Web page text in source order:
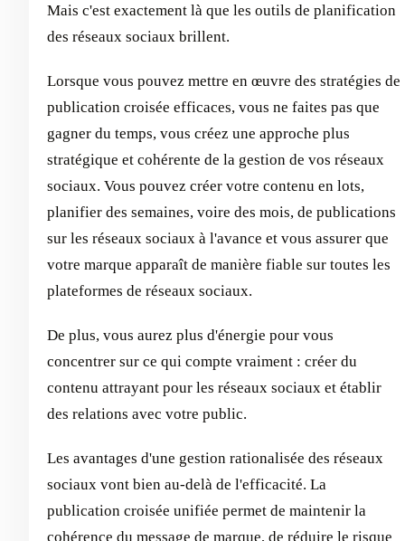
Mais c'est exactement là que les outils de planification
des réseaux sociaux brillent.
Lorsque vous pouvez mettre en œuvre des stratégies de
publication croisée efficaces, vous ne faites pas que
gagner du temps, vous créez une approche plus
stratégique et cohérente de la gestion de vos réseaux
sociaux. Vous pouvez créer votre contenu en lots,
planifier des semaines, voire des mois, de publications
sur les réseaux sociaux à l'avance et vous assurer que
votre marque apparaît de manière fiable sur toutes les
plateformes de réseaux sociaux.
De plus, vous aurez plus d'énergie pour vous
concentrer sur ce qui compte vraiment : créer du
contenu attrayant pour les réseaux sociaux et établir
des relations avec votre public.
Les avantages d'une gestion rationalisée des réseaux
sociaux vont bien au-delà de l'efficacité. La
publication croisée unifiée permet de maintenir la
cohérence du message de marque, de réduire le risque